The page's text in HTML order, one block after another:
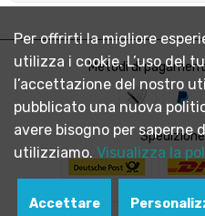
Metodi di
Per offrirti la migliore
utilizza i cookie. L’uso del
l’accettazione del nostro
pubblicato una nuova
avere bisogno per saperne
utilizziamo. Visualizza la
Accettare